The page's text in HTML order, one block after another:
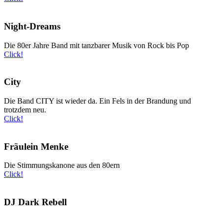
Night-Dreams
Die 80er Jahre Band mit tanzbarer Musik von Rock bis Pop
Click!
City
Die Band CITY ist wieder da. Ein Fels in der Brandung und
trotzdem neu.
Click!
Fräulein Menke
Die Stimmungskanone aus den 80ern
Click!
DJ Dark Rebell